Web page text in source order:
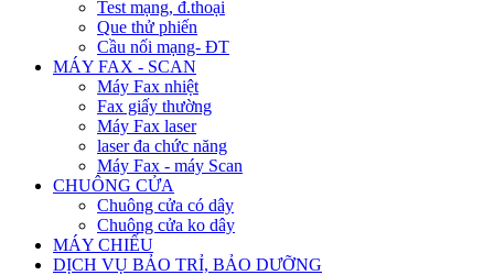
Test mạng, đ.thoại
Que thử phiến
Cầu nối mạng- ĐT
MÁY FAX - SCAN
Máy Fax nhiệt
Fax giấy thường
Máy Fax laser
laser đa chức năng
Máy Fax - máy Scan
CHUÔNG CỬA
Chuông cửa có dây
Chuông cửa ko dây
MÁY CHIẾU
DỊCH VỤ BẢO TRỈ, BẢO DƯỠNG